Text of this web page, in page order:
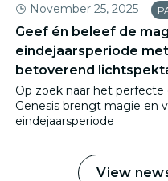
November 25, 2025
Geef én beleef de
eindejaarsperiode
betoverend
Op zoek naar het
Genesis brengt magie en
eindejaarsperiode
View